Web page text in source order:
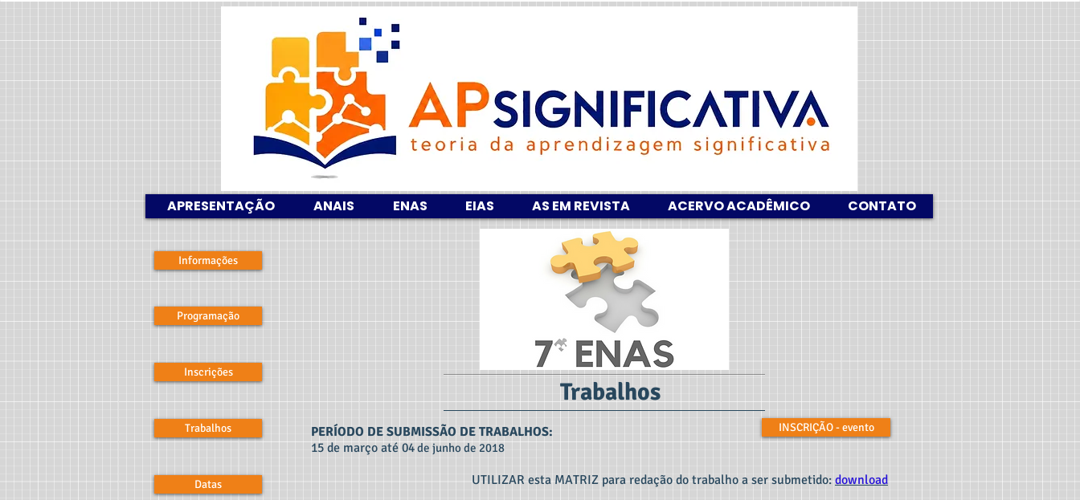
APRESENTAÇÃO ANAIS ENAS EIAS AS EM REVISTA ACERVO ACADÊMICO CONTATO
Informações
Programação
Inscrições
Trabalhos
Datas
Trabalhos
PERÍODO DE SUBMISSÃO DE TRABALHOS:
15 de março até 04de junho de 2018
UTILIZAR esta MATRIZ para redação do trabalho a ser submetido: download
INSCRIÇÃO - evento